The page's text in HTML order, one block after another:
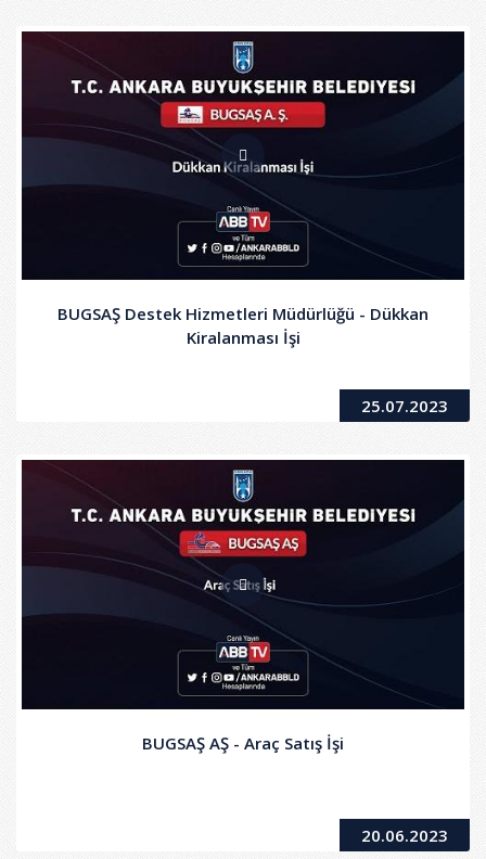
BUGSAŞ Destek Hizmetleri Müdürlüğü - Dükkan
Kiralanması İşi
25.07.2023
BUGSAŞ AŞ - Araç Satış İşi
20.06.2023